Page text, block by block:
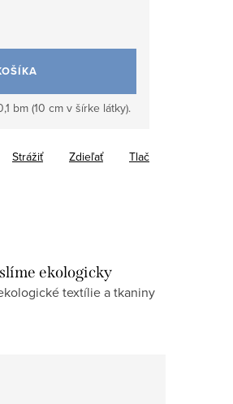
bm (10 cm v šírke látky).
Tlač
Strážiť Zdieľať
ekologicky
textílie a tkaniny